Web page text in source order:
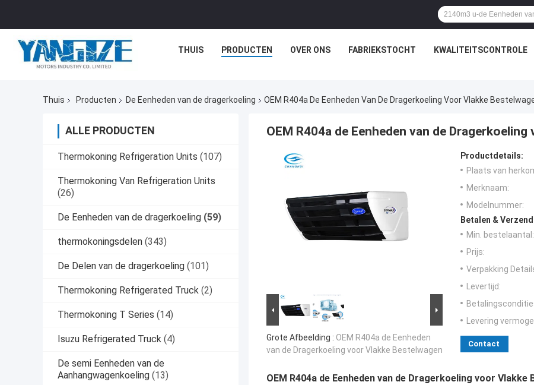
THUIS PRODUCTEN OVER ONS FABRIEKSTOCHT KWALITEITSCONTROLE
Thuis Producten De Eenheden van de dragerkoeling OEM R404a De Eenheden Van De Dragerkoeling Voor Vlakke
ALLE PRODUCTEN
Thermokoning Refrigeration Units (107)
Thermokoning Van Refrigeration Units
(26)
De Eenheden van de dragerkoeling (59)
thermokoningsdelen (343)
De Delen van de dragerkoeling (101)
Thermokoning Refrigerated Truck (2)
Thermokoning T Series (14)
Isuzu Refrigerated Truck (4)
De semi Eenheden van de
Aanhangwagenkoeling (13)
OEM R404a de Eenheden van de
Grote Afbeelding : OEM R404a de Eenheden
van de Dragerkoeling voor Vlakke Bestelwagen
Productdetails:
Plaats van
Merknaam:
Modelnummer:
Betalen &
Min. bestelaantal:
Prijs:
Verpakking
Levertijd:
Levering
Contact
OEM R404a de Eenheden van de Dragerkoeling voor Vlakke